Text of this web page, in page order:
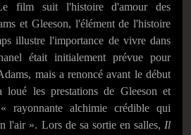
film suit l'histoire d'amour des
et Gleeson, l'élément de l'histoire
illustre l'importance de vivre dans
était initialement prévue pour
mais a renoncé avant le début
les prestations de Gleeson et
« rayonnante alchimie crédible qui
l'air ». Lors de sa sortie en salles, Il